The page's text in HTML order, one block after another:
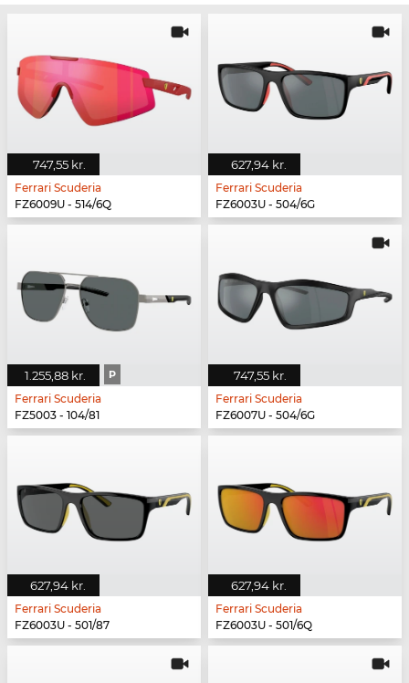
747,55 kr.
Ferrari Scuderia
FZ6009U - 514/6Q
627,94 kr.
Ferrari Scuderia
FZ6003U - 504/6G
1.255,88 kr. P
Ferrari Scuderia
FZ5003 - 104/81
747,55 kr.
Ferrari Scuderia
FZ6007U - 504/6G
627,94 kr.
Ferrari Scuderia
FZ6003U - 501/87
627,94 kr.
Ferrari Scuderia
FZ6003U - 501/6Q